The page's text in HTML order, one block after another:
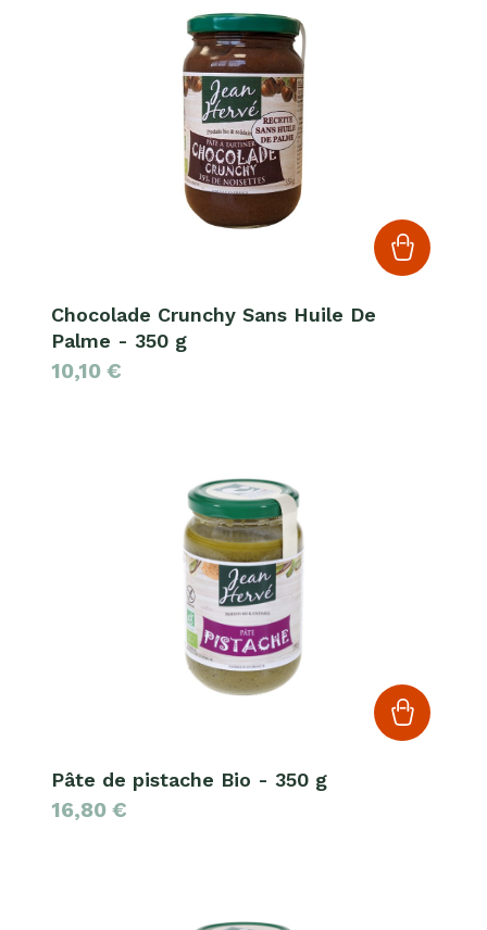
Chocolade Crunchy Sans Huile De
Palme - 350 g
10,10 €
Pâte de pistache Bio - 350 g
16,80 €